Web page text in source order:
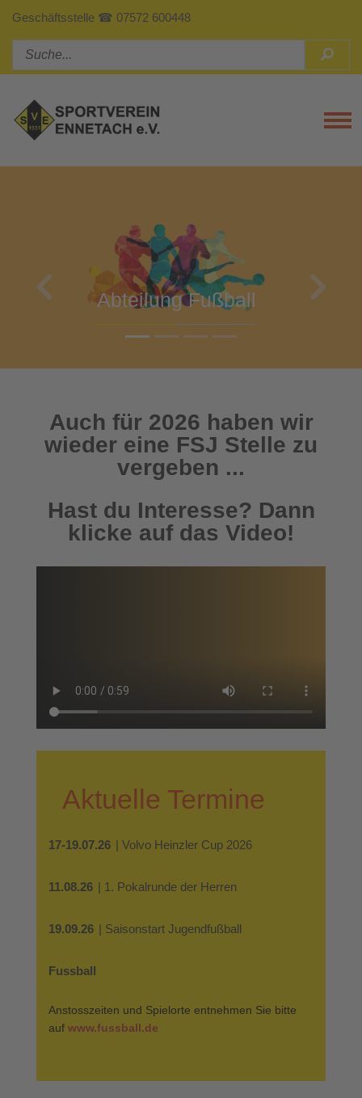
Geschäftsstelle ☎ 07572 600448
Abteilung Turnen
Previous
Auch für 2026 haben wir
wieder eine FSJ Stelle zu
vergeben ...
Hast du Interesse? Dann
klicke auf das Video!
Aktuelle Termine
17-19.07.26 | Volvo Heinzler Cup 2026
11.08.26 | 1. Pokalrunde der Herren
19.09.26 | Saisonstart Jugendfußball
Fussball
Anstosszeiten und Spielorte entnehmen Sie bitte
auf www.fussball.de